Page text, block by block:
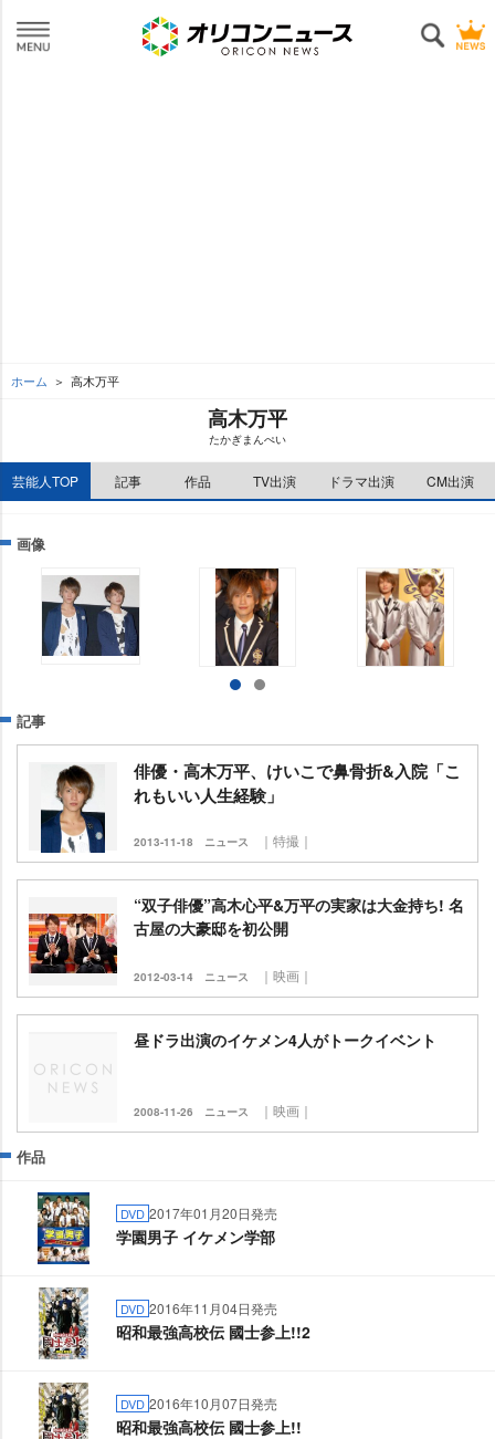
ホーム 高木万平
高木万平
たかぎまんぺい
芸能人TOP 記事 作品 TV出演 ドラマ出演 CM出演
画像
記事
俳優・高木万平、けいこで鼻骨折&入院「こ
れもいい人生経験」
2013-11-18 ニュース ｜特撮｜
“双子俳優”高木心平&万平の実家は大金持ち! 名
古屋の大豪邸を初公開
2012-03-14 ニュース ｜映画｜
昼ドラ出演のイケメン4人がトークイベント
2008-11-26 ニュース ｜映画｜
作品
DVD 2017年01月20日発売
学園男子 イケメン学部
DVD 2016年11月04日発売
昭和最強高校伝 國士参上!!2
DVD 2016年10月07日発売
昭和最強高校伝 國士参上!!